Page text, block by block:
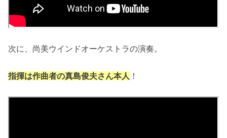
次に、尚美ウインドオーケストラの演奏。
指揮は作曲者の真島俊夫さん本人 ！